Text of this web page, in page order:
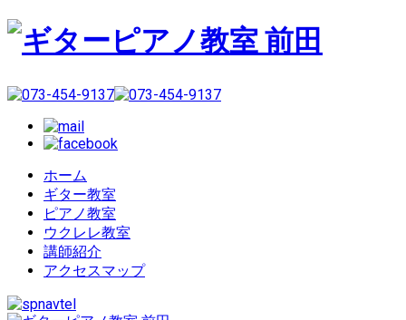
ホーム
ギター教室
ピアノ教室
ウクレレ教室
講師紹介
アクセスマップ